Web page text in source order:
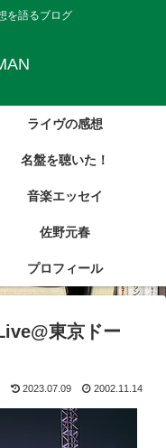
を語るブログ
ライヴの感想
名盤を聴いた！
音楽エッセイ
佐野元春
プロフィール
東京ドー
2023.07.09 2002.11.14